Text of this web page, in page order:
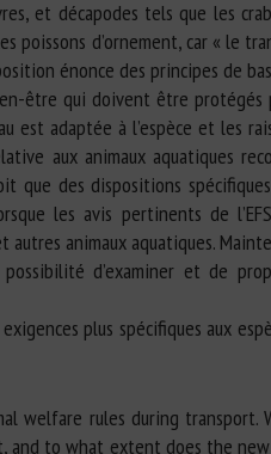
et décapodes tels que les
poissons d’ornement, car « le
énonce des principes de
être qui doivent être protégés
est adaptée à l’espèce et les
aux animaux aquatiques
que des dispositions
les avis pertinents de
animaux aquatiques.
d’examiner et de
plus spécifiques aux
welfare rules during transport.
and to what extent does the